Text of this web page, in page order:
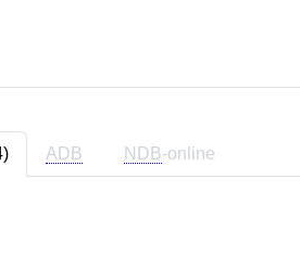
ADB NDB-online